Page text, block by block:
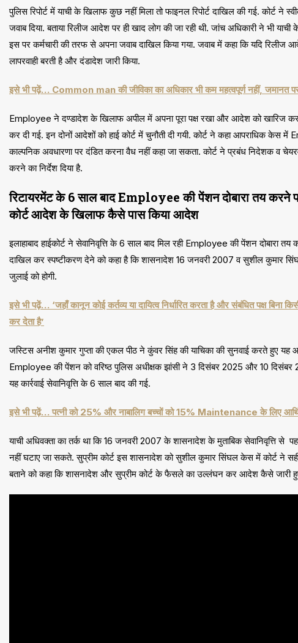
पुलिस रिपोर्ट में याची के खिलाफ कुछ नहीं मिला तो फाइनल रिपोर्ट दाखिल की गई. कोर्ट ने
जवाब दिया. बताया रिलीज आदेश पर ही खाद लोग की जा रही थी. जांच अधिकारी ने भी
इस पर कर्मचारी की तरफ से अपना जवाब दाखिल किया गया. जवाब में कहा कि यदि रिलीज
लापरवाही बरती है और दंडादेश जारी किया.
इसे भी पढ़ें… Common man की जीविका का अधिकार भी कम महत्वपूर्ण नहीं, जमानत
Employee ने दण्डादेश के खिलाफ अपील में अपना पूरा पक्ष रखा और आदेश को खारिज
कर दी गई. इन दोनों आदेशों को हाई कोर्ट में चुनौती दी गयी. कोर्ट ने कहा आपराधिक केस
काल्पनिक अवधारणा पर दंडित करना वैध नहीं कहा जा सकता. कोर्ट ने प्रबंध निदेशक व
करने का निर्देश दिया है.
रिटायरमेंट के 6 साल बाद Employee की पेंशन दोबारा तय करने
कोर्ट आदेश के खिलाफ कैसे पास किया आदेश
इलाहाबाद हाईकोर्ट ने सेवानिवृत्ति के 6 साल बाद मिल रही Employee की पेंशन
दाखिल कर स्पष्टीकरण देने को कहा है कि शासनादेश 16 जनवरी 2007 व सुशील कुमार
जुलाई को होगी.
इसे भी पढ़ें… ‘जहाँ कानून कोई कर्तव्य या दायित्व निर्धारित करता है और संबंधित पक्ष
कर देता है’
जस्टिस अनीश कुमार गुप्ता की एकल पीठ ने कुंवर सिंह की याचिका की सुनवाई करते हुए यह
Employee की पेंशन को वरिष्ठ पुलिस अधीक्षक झांसी ने 3 दिसंबर 2025 और 10 दिसंबर
यह कार्रवाई सेवानिवृत्ति के 6 साल बाद की गई.
इसे भी पढ़ें… पत्नी को 25% और नाबालिग बच्चों को 15% Maintenance के लिए आर्थिक
याची अधिवक्ता का तर्क था कि 16 जनवरी 2007 के शासनादेश के मुताबिक सेवानिवृत्ति से
नहीं घटाए जा सकते. सुप्रीम कोर्ट इस शासनादेश को सुशील कुमार सिंघल केस में कोर्ट ने
बताने को कहा कि शासनादेश और सुप्रीम कोर्ट के फैसले का उल्लंघन कर आदेश कैसे जारी